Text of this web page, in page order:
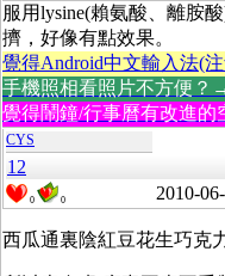
服用lysine(賴氨酸、離胺
擠，好像有點效果。
覺得Android中文輸入法(
手機照相看照片不方便？
覺得鬧鐘/行事曆有改進
CYS
12
0 0 2010-
西瓜通裏陰紅豆花生巧克